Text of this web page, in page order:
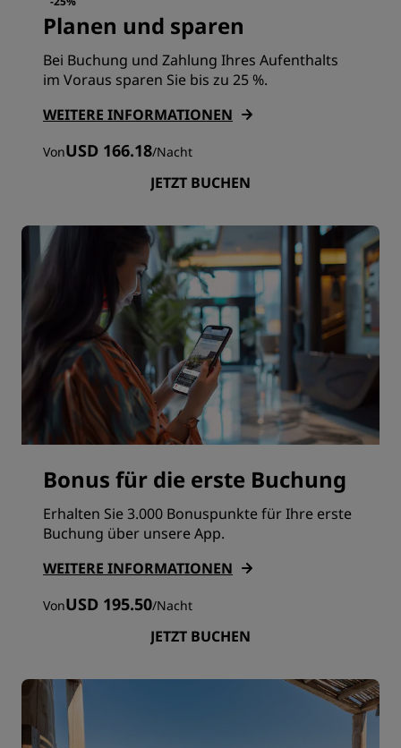
Planen und sparen
Bei Buchung und Zahlung Ihres Aufenthalts
im Voraus sparen Sie bis zu 25 %.
WEITERE INFORMATIONEN
VonUSD 166.18/Nacht
JETZT BUCHEN
Bonus für die erste Buchung
Erhalten Sie 3.000 Bonuspunkte für Ihre erste
Buchung über unsere App.
WEITERE INFORMATIONEN
VonUSD 195.50/Nacht
JETZT BUCHEN